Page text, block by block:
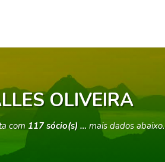
OLIVEIRA
com 117 sócio(s) … mais dados abaixo.